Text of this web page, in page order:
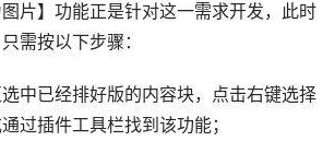
片】功能正是针对这一需求开发，此时
需按以下步骤：
中已经排好版的内容块，点击右键选择
过插件工具栏找到该功能；